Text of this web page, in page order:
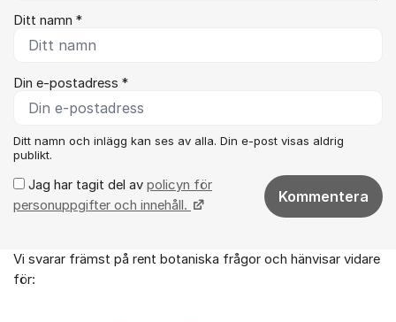
Ditt namn *
Din e-postadress *
Ditt namn och inlägg kan ses av alla. Din e-post visas aldrig
publikt.
Jag har tagit del av policyn för
personuppgifter och innehåll.
Kommentera
Om forumet
Vi svarar främst på rent botaniska frågor och hänvisar vidare
för: